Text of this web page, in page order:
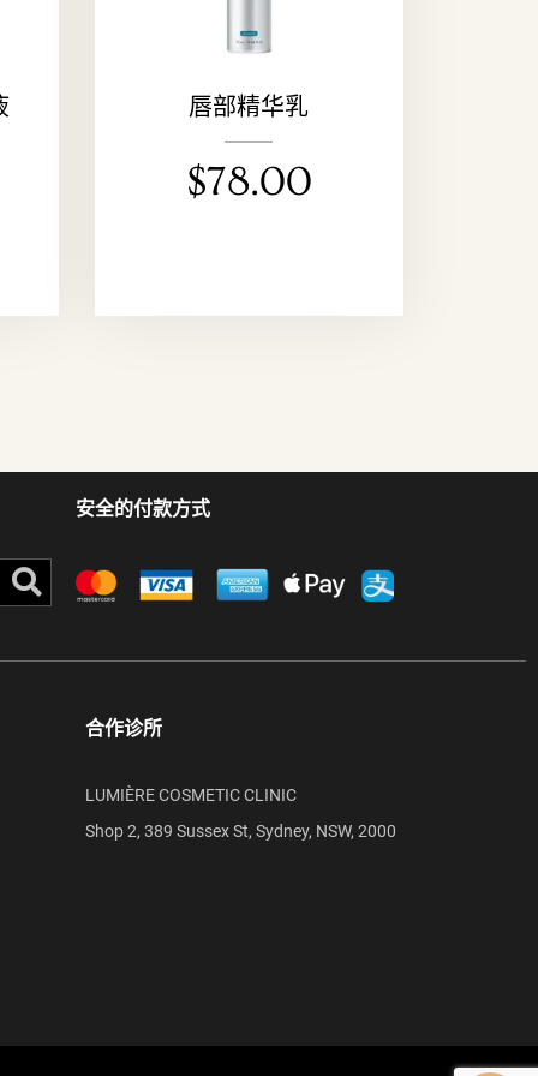
唇部精华乳
$78.00
Search
安全的付款方式
合作诊所
LUMIÈRE COSMETIC CLINIC
Shop 2, 389 Sussex St, Sydney, NSW, 2000